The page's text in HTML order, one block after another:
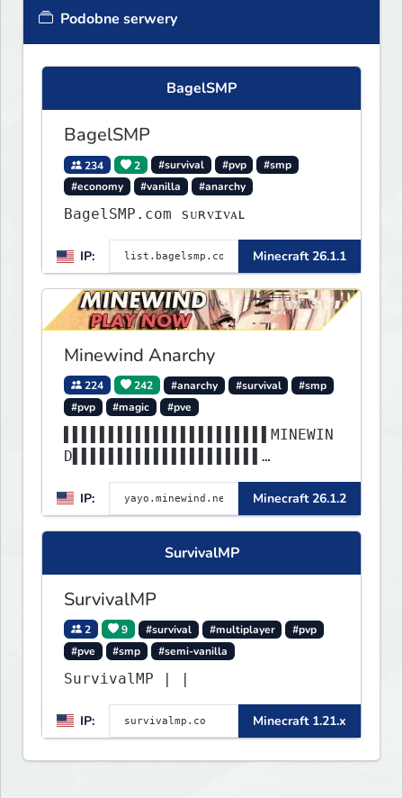
Podobne serwery
BagelSMP
BagelSMP
234 2 #survival #pvp
#smp
#economy
#vanilla #anarchy
BagelSMP.com ѕᴜʀᴠɪᴠᴀʟ
IP: Minecraft 26.1.1
Minewind Anarchy
224 242 #anarchy #survival
#smp
#pvp
#magic #pve
▌▌▌▌▌▌▌▌▌▌▌▌▌▌▌▌▌▌▌▌▌▌▌MINEWIN
D▌▌▌▌▌▌▌▌▌▌▌▌▌▌▌▌▌▌▌▌▌
▌▌▌▌▌▌▌▌▌▌▌▌▌▌▌▌▌▌▌▌▌▌
IP: Minecraft 26.1.2
SurvivalMP
SurvivalMP
2 9 #survival #multiplayer
#pvp
#pve
#smp #semi-vanilla
SurvivalMP | |
IP: Minecraft 1.21.x